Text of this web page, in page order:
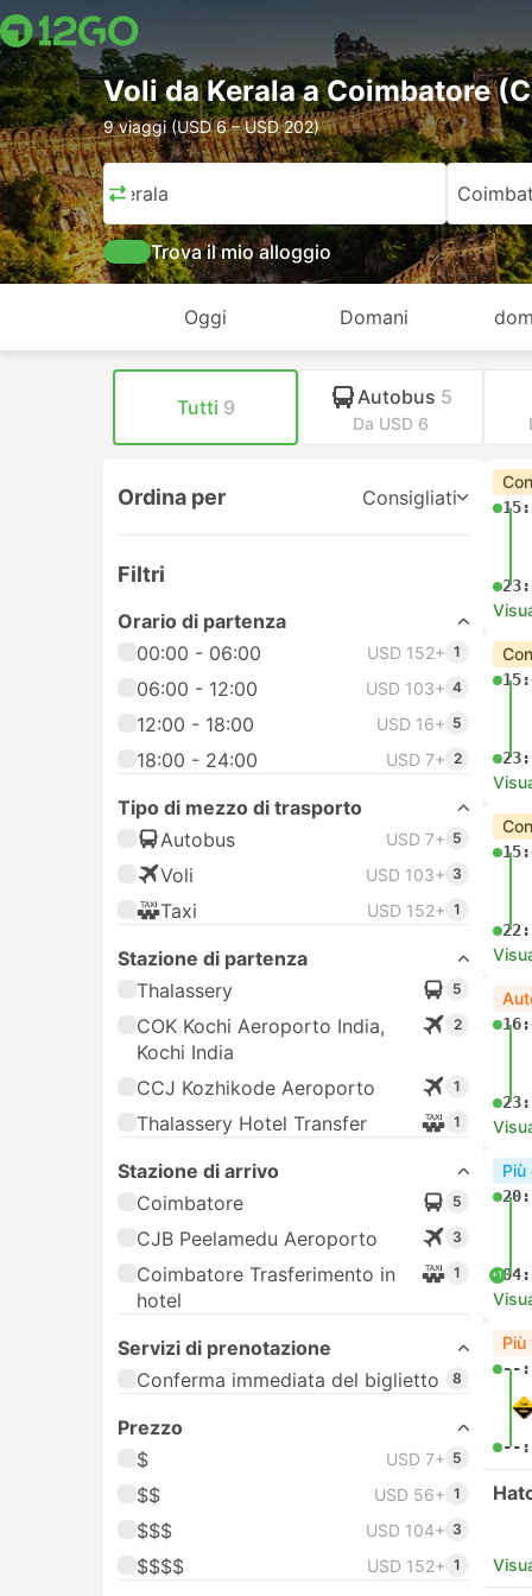
Voli da Kerala a Coimbatore
9 viaggi (USD 6 – USD 202)
Kerala
Trova il mio alloggio
Oggi Domani
Tutti 9 Autobus 5
Da USD 6
Ordina per Consigliati
Filtri
Orario di partenza
00:00 - 06:00
USD 152+ 1
06:00 - 12:00 USD 103+ 4
12:00 - 18:00 USD 16+ 5
18:00 - 24:00 USD 7+ 2
Tipo di mezzo di trasporto
Autobus
USD 7+ 5
Voli USD 103+ 3
Taxi USD 152+ 1
Stazione di partenza
Thalassery
5
COK Kochi Aeroporto India,
Kochi India
2
CCJ Kozhikode Aeroporto 1
Thalassery Hotel Transfer 1
Stazione di arrivo
Coimbatore
5
CJB Peelamedu Aeroporto 3
Coimbatore Trasferimento in
hotel
1
Servizi di prenotazione
Conferma immediata del biglietto
8
Prezzo
$
USD 7+ 5
$$ USD 56+ 1
$$$ USD 104+ 3
$$$$ USD 152+ 1
Più
+1
Più
--
--